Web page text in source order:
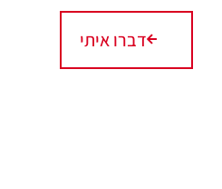
דברו איתי